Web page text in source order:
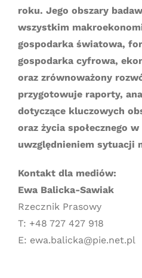
roku. Jego obszary
wszystkim
gospodarka światowa,
gospodarka cyfrowa,
oraz zrównoważony
przygotowuje raporty,
dotyczące kluczowych
oraz życia społecznego
uwzględnieniem sytuacji
Kontakt dla mediów:
Ewa Balicka-Sawiak
Rzecznik Prasowy
T: +48 727 427 918
E: ewa.balicka@pie.net.pl